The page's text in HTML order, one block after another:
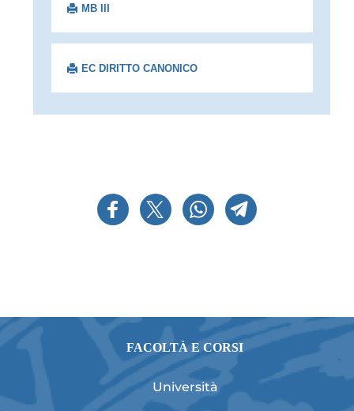
MB III
EC DIRITTO CANONICO
FACOLTÀ E CORSI
Università